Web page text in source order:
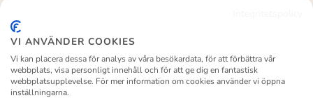
VI ANVÄNDER COOKIES
Vi kan placera dessa för analys av våra besökardata, för att förbättra vår
webbplats, visa personligt innehåll och för att ge dig en fantastisk
webbplatsupplevelse. För mer information om cookies använder vi öppna
inställningarna.